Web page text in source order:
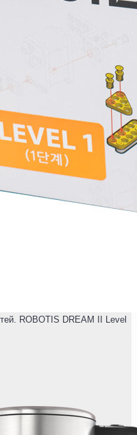
ROBOTIS DREAM II Level